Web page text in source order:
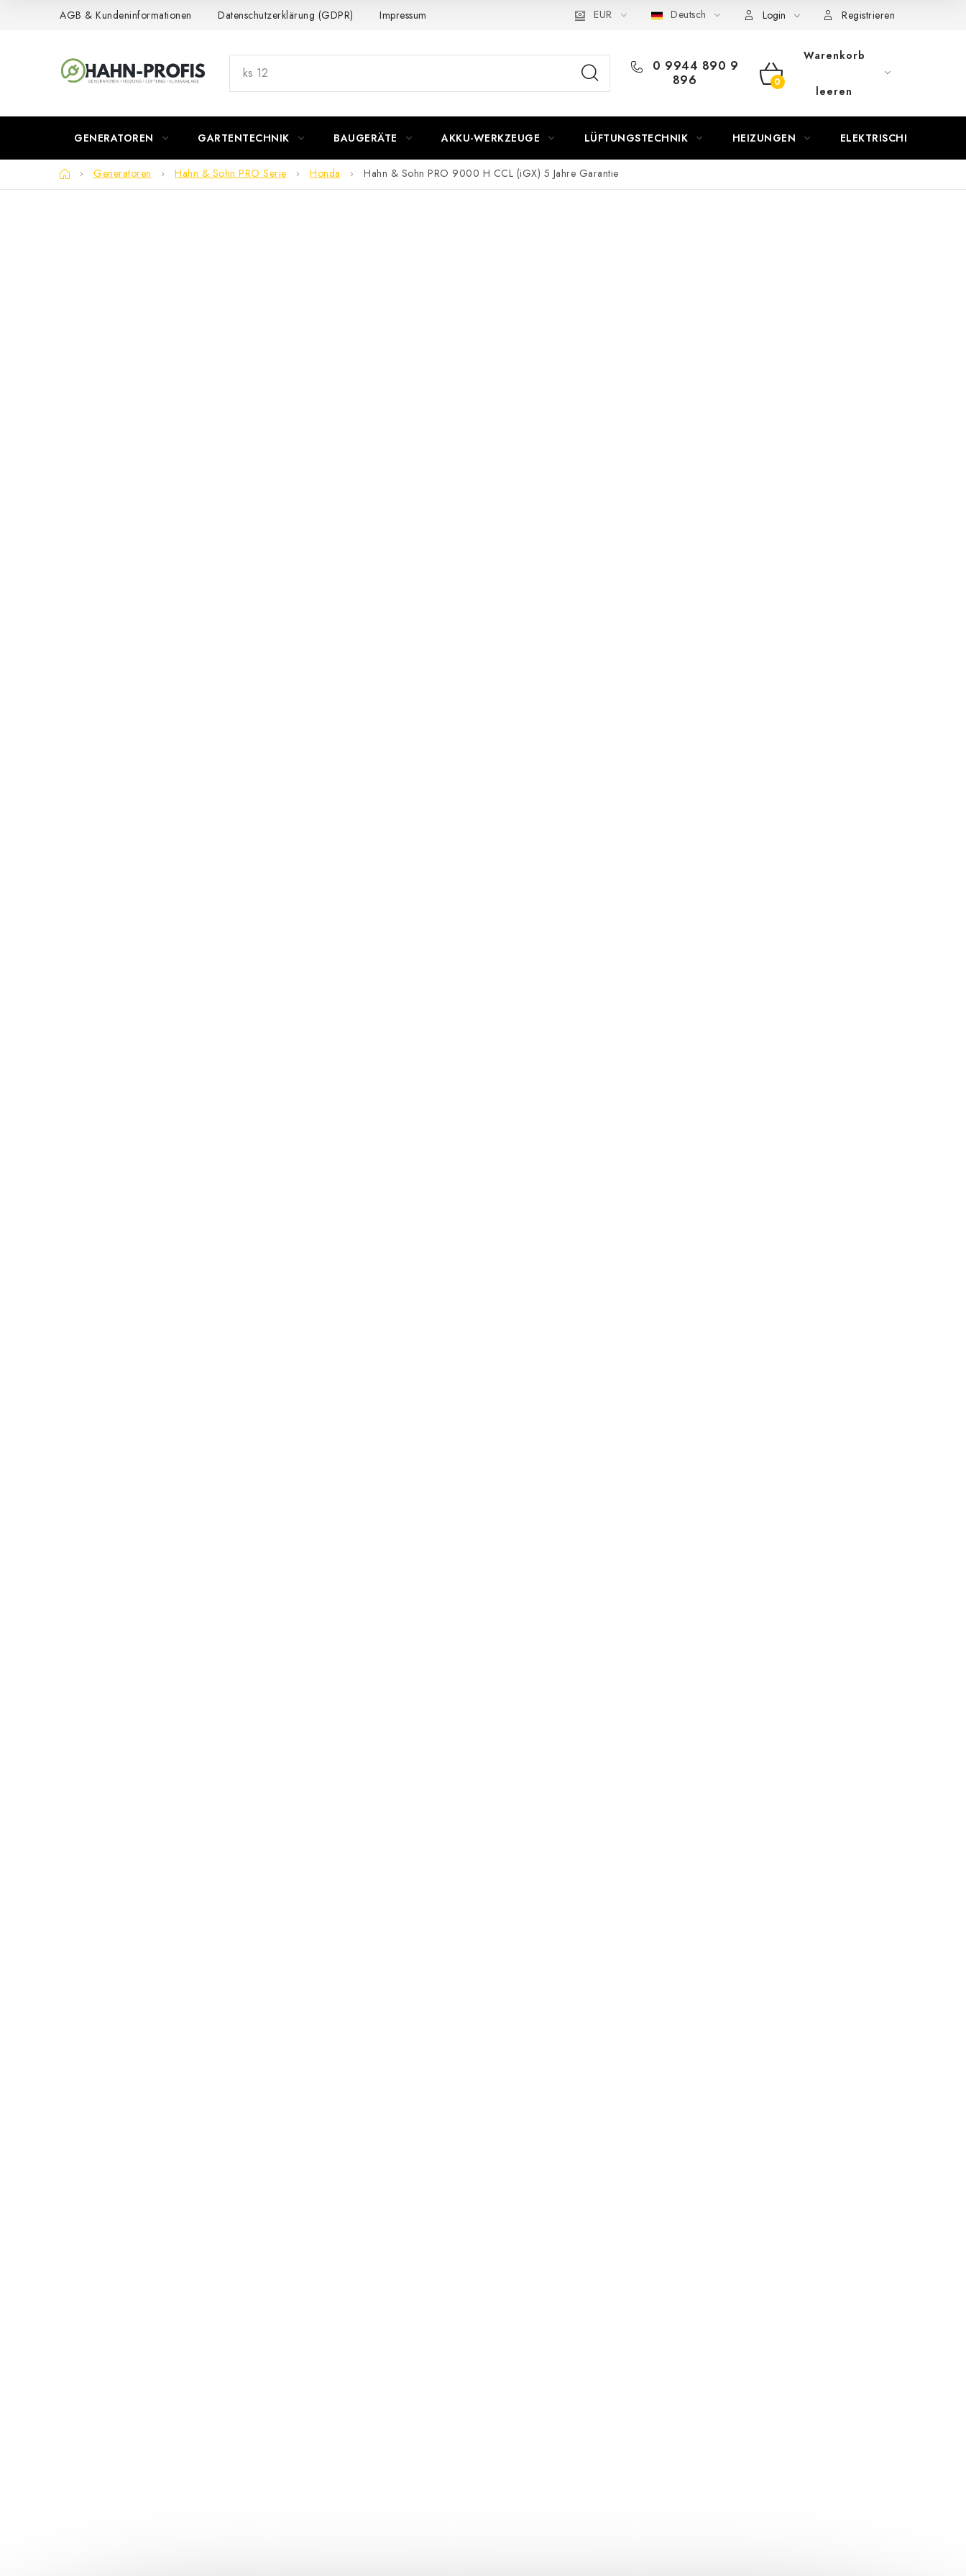
AGB & Kundeninformationen Datenschutzerklärung (GDPR) Impressum EUR Deutsch Login Registrieren
0 9944 890 9
896
WARENKORB
Warenkorb
leeren
GENERATOREN GARTENTECHNIK BAUGERÄTE AKKU-WERKZEUGE LÜFTUNGSTECHNIK HEIZUNGEN ELEKTRISCHE KAMINE
StartseiteGeneratoren Hahn & Sohn PRO Serie Honda Hahn & Sohn PRO 9000 H CCL (iGX) 5 Jahre Garantie